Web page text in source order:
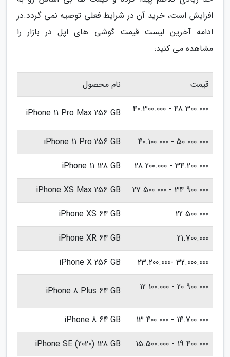
افزایش است، خرید آن در شرایط فعلی توصیه نمی گردد.در
ادامه آخرین لیست قیمت گوشی های اپل در بازار را
مشاهده می کنید:
قیمت
نام محصول
48.300.000 - 40.300.000
iPhone 11 Pro Max 256 GB
50.000.000 - 40.100.000
iPhone 11 Pro 256 GB
34.200.000 - 28.200.000
iPhone 11 128 GB
34.900.000 - 27.500.000
iPhone XS Max 256 GB
22.500.000
iPhone XS 64 GB
21.700.000
iPhone XR 64 GB
32.000.000 -23.200.000
iPhone X 256 GB
20.900.000 - 12.100.000
iPhone 8 Plus 64 GB
14.700.000 - 13.400.000
iPhone 8 64 GB
19.400.000 - 15.500.000
iPhone SE (2020) 128 GB